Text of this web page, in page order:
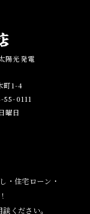
陽光発電
町1-4
0111
曜日
・住宅ローン・
ください。